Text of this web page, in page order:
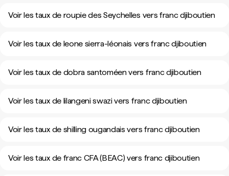
Voir les taux de roupie des Seychelles vers franc djiboutien
Voir les taux de leone sierra-léonais vers franc djiboutien
Voir les taux de dobra santoméen vers franc djiboutien
Voir les taux de lilangeni swazi vers franc djiboutien
Voir les taux de shilling ougandais vers franc djiboutien
Voir les taux de franc CFA (BEAC) vers franc djiboutien